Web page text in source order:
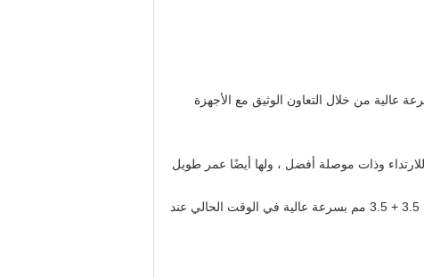
عالية من خلال التعاون الوثيق مع الأجهزة
للارتداء وذات موصلة أفضل ، ولها أيضًا عمر طويل
تلبي محولات اللحام الطلب على اللحام المستمر بأسلاك 3.5 + 3.5 مم بسرعة عالية في الوقت الحالي عند